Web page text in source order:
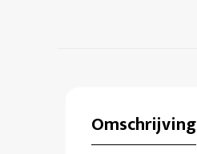
Omschrijving